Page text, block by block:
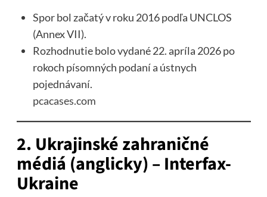
Spor bol začatý v roku 2016 podľa UNCLOS
(Annex VII).
Rozhodnutie bolo vydané 22. apríla 2026 po
rokoch písomných podaní a ústnych
pojednávaní.
pcacases.com
2. Ukrajinské zahraničné
médiá (anglicky) – Interfax-
Ukraine